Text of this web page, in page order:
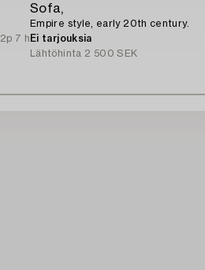
2p 7 h
Sofa,
Empire style, early 20th century.
Ei tarjouksia
Lähtöhinta 2 500 SEK